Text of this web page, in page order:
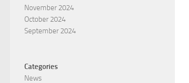
November 2024
October 2024
September 2024
Categories
News